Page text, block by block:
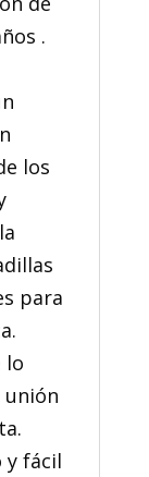
.
los
para
lo
unión
y fácil